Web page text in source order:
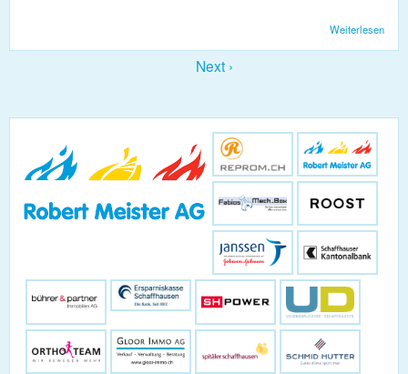
Weiterlesen
Next ›